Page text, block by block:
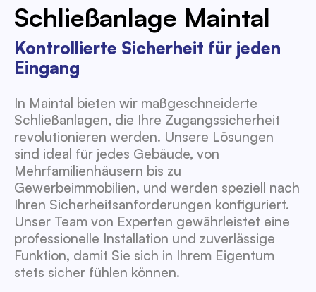
Schließanlage Maintal
Kontrollierte Sicherheit für jeden
Eingang
In Maintal bieten wir maßgeschneiderte
Schließanlagen, die Ihre Zugangssicherheit
revolutionieren werden. Unsere Lösungen
sind ideal für jedes Gebäude, von
Mehrfamilienhäusern bis zu
Gewerbeimmobilien, und werden speziell nach
Ihren Sicherheitsanforderungen konfiguriert.
Unser Team von Experten gewährleistet eine
professionelle Installation und zuverlässige
Funktion, damit Sie sich in Ihrem Eigentum
stets sicher fühlen können.